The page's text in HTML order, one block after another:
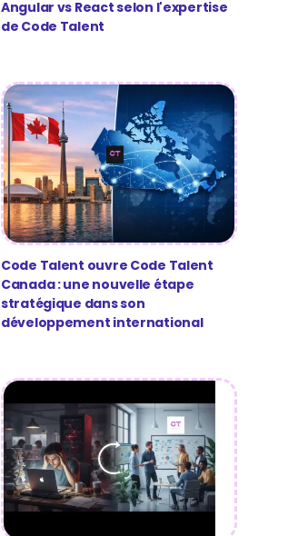
Angular vs React selon l'expertise
de Code Talent
Code Talent ouvre Code Talent
Canada : une nouvelle étape
stratégique dans son
développement international